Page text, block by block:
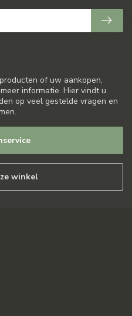
of uw aankopen,
informatie. Hier vindt u
op veel gestelde vragen en
winkel